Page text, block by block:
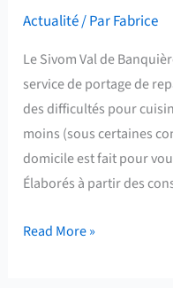
Actualité/ ParFabrice
Le Sivom Val de
service de portage de
des difficultés pour
moins (sous certaines
domicile est fait pour
Élaborés à partir des
Read More »